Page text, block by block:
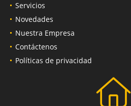
Servicios
Novedades
Nuestra Empresa
Contáctenos
Políticas de privacidad